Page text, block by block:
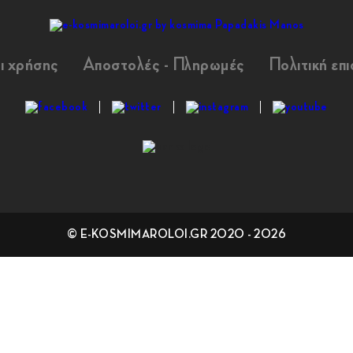
χρήσης Αποστολές - Πληρωμές Πολιτική
© E-KOSMIMAROLOI.GR 2020 - 2026